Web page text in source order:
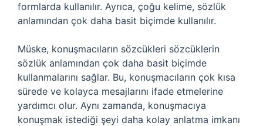
formlarda kullanılır. Ayrıca, çoğu kelime, sözlük
anlamından çok daha basit biçimde kullanılır.
Müske, konuşmacıların sözcükleri sözcüklerin
sözlük anlamından çok daha basit biçimde
kullanmalarını sağlar. Bu, konuşmacıların çok kısa
sürede ve kolayca mesajlarını ifade etmelerine
yardımcı olur. Aynı zamanda, konuşmacıya
konuşmak istediği şeyi daha kolay anlatma imkanı